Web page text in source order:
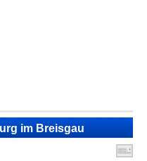
im Breisgau